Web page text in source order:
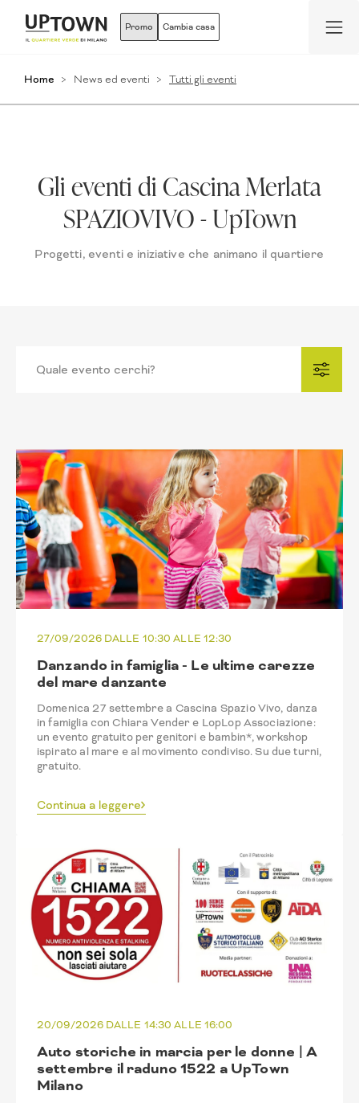
Promo Cambia casa
Home News ed eventi Tutti gli eventi
Gli eventi di Cascina Merlata
SPAZIOVIVO - UpTown
Progetti, eventi e iniziative che animano il quartiere
27/09/2026 DALLE 10:30 ALLE 12:30
Danzando in famiglia - Le ultime carezze
del mare danzante
Domenica 27 settembre a Cascina Spazio Vivo, danza
in famiglia con Chiara Vender e LopLop Associazione:
un evento gratuito per genitori e bambin*, workshop
ispirato al mare e al movimento condiviso. Su due turni,
gratuito.
Continua a leggere
20/09/2026 DALLE 14:30 ALLE 16:00
Auto storiche in marcia per le donne | A
settembre il raduno 1522 a UpTown
Milano